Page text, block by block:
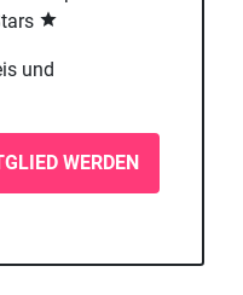
und
WERDEN